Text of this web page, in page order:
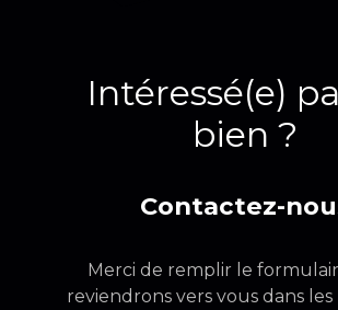
Intéressé(e)
bien ?
Contactez-
Merci de remplir le
reviendrons vers vous dans